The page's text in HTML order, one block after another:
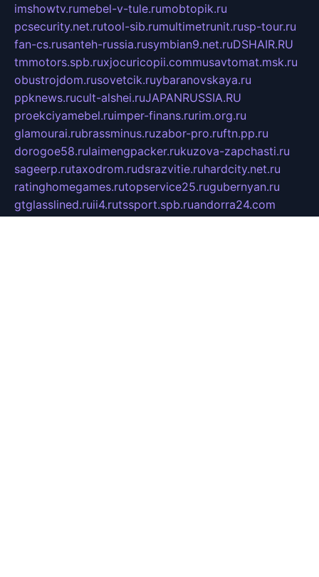
imshowtv.rumebel-v-tule.rumobtopik.ru
pcsecurity.net.rutool-sib.rumultimetrunit.rusp-tour.ru
fan-cs.rusanteh-russia.rusymbian9.net.ruDSHAIR.RU
tmmotors.spb.ruxjocuricopii.commusavtomat.msk.ru
obustrojdom.rusovetcik.ruybaranovskaya.ru
ppknews.rucult-alshei.ruJAPANRUSSIA.RU
proekciyamebel.ruimper-finans.rurim.org.ru
glamourai.rubrassminus.ruzabor-pro.ruftn.pp.ru
dorogoe58.rulaimengpacker.rukuzova-zapchasti.ru
sageerp.rutaxodrom.rudsrazvitie.ruhardcity.net.ru
ratinghomegames.rutopservice25.rugubernyan.ru
gtglasslined.ruii4.rutssport.spb.ruandorra24.com